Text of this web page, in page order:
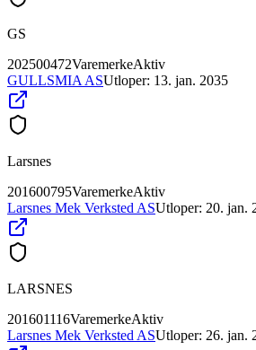
GS
202500472VaremerkeAktiv
GULLSMIA ASUtloper: 13. jan. 2035
Larsnes
201600795VaremerkeAktiv
Larsnes Mek Verksted ASUtloper: 20. jan.
LARSNES
201601116VaremerkeAktiv
Larsnes Mek Verksted ASUtloper: 26. jan.